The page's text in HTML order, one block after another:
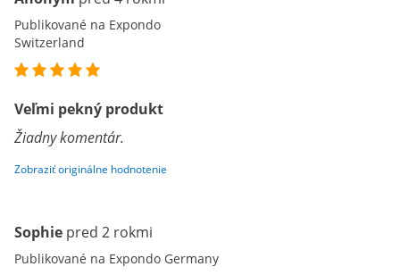
Publikované na Expondo
Switzerland
Veľmi pekný produkt
Žiadny komentár.
Zobraziť originálne hodnotenie
Sophie pred 2 rokmi
Publikované na Expondo Germany